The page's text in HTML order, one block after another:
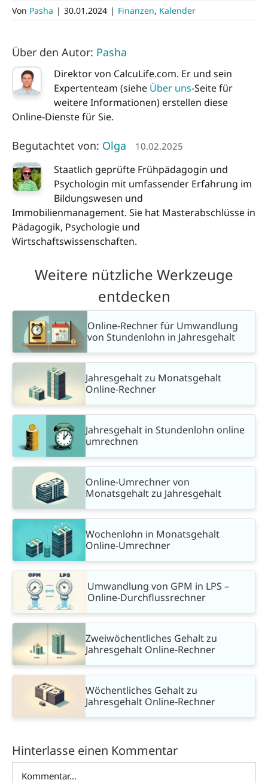
Von Pasha | 30.01.2024 | Finanzen, Kalender
Über den Autor: Pasha
Direktor von CalcuLife.com. Er und sein
Expertenteam (siehe Über uns-Seite für
weitere Informationen) erstellen diese
Online-Dienste für Sie.
Begutachtet von: Olga 10.02.2025
Staatlich geprüfte Frühpädagogin und
Psychologin mit umfassender Erfahrung im
Bildungswesen und
Immobilienmanagement. Sie hat Masterabschlüsse in
Pädagogik, Psychologie und
Wirtschaftswissenschaften.
Weitere nützliche Werkzeuge
entdecken
Online-Rechner für Umwandlung
von Stundenlohn in Jahresgehalt
Jahresgehalt zu Monatsgehalt
Online-Rechner
Jahresgehalt in Stundenlohn online
umrechnen
Online-Umrechner von
Monatsgehalt zu Jahresgehalt
Wochenlohn in Monatsgehalt
Online-Umrechner
Umwandlung von GPM in LPS –
Online-Durchflussrechner
Zweiwöchentliches Gehalt zu
Jahresgehalt Online-Rechner
Wöchentliches Gehalt zu
Jahresgehalt Online-Rechner
Hinterlasse einen Kommentar